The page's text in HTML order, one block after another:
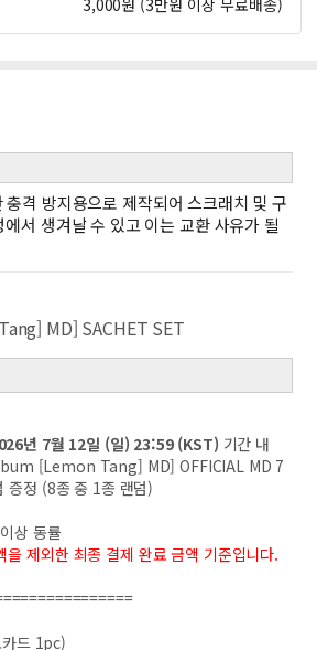
3,000원 (3만원 이상 무료배송)
격 방지용으로 제작되어 스크래치 및 구
서 생겨날 수 있고 이는 교환 사유가 될
MD] SACHET SET
년 7월 12일 (일) 23:59 (KST) 기간 내
[Lemon Tang] MD] OFFICIAL MD 7
증정 (8종 중 1종 랜덤)
상 동률
제외한 최종 결제 완료 금액 기준입니다.
드 1pc)